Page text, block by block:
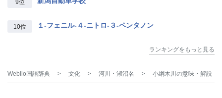
9位
10位 １‐フェニル‐４‐ニトロ‐３‐ペンタノン
ランキングをもっと見る
Weblio国語辞典 > 文化 > 河川・湖沼名 > 小綱木川 の意味・解説